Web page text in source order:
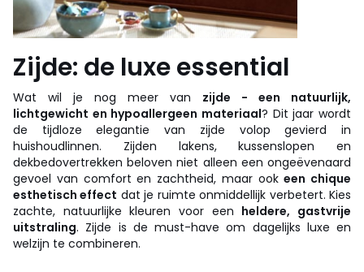
Zijde: de luxe essential
Wat wil je nog meer van zijde - een natuurlijk,
lichtgewicht en hypoallergeen materiaal? Dit jaar wordt
de tijdloze elegantie van zijde volop gevierd in
huishoudlinnen. Zijden lakens, kussenslopen en
dekbedovertrekken beloven niet alleen een ongeëvenaard
gevoel van comfort en zachtheid, maar ookeen chique
esthetisch effect dat je ruimte onmiddellijk verbetert. Kies
zachte, natuurlijke kleuren voor een heldere, gastvrije
uitstraling. Zijde is de must-have om dagelijks luxe en
welzijn te combineren.